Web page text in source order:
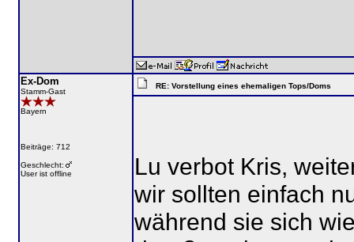
Ex-Dom
Stamm-Gast
Bayern
Beiträge: 712
Geschlecht:
User ist offline
RE: Vorstellung eines ehemaligen Tops/Doms
Lu verbot Kris,
wir sollten einfach
während sie sich